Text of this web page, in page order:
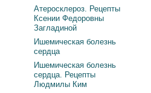
Атеросклероз. Рецепты
Ксении Федоровны
Загладиной
Ишемическая болезнь
сердца
Ишемическая болезнь
сердца. Рецепты
Людмилы Ким